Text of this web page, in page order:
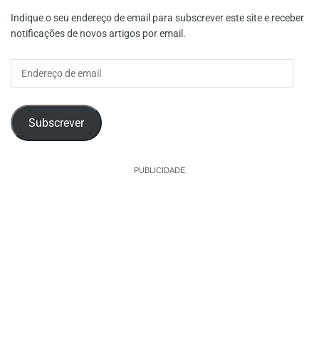
Indique o seu endereço de email para subscrever este site e receber
notificações de novos artigos por email.
Subscrever
PUBLICIDADE